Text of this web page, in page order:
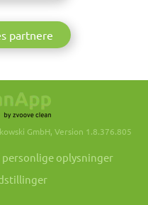
partnere
GmbH, Version 1.8.376.805
oplysninger